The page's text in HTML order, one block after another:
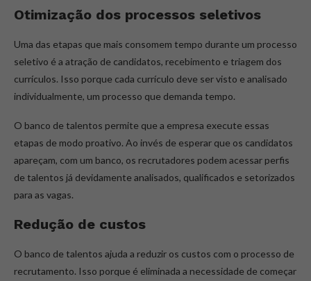
Otimização dos processos seletivos
Uma das etapas que mais consomem tempo durante um processo
seletivo é a atração de candidatos, recebimento e triagem dos
currículos. Isso porque cada currículo deve ser visto e analisado
individualmente, um processo que demanda tempo.
O banco de talentos permite que a empresa execute essas
etapas de modo proativo. Ao invés de esperar que os candidatos
apareçam, com um banco, os recrutadores podem acessar perfis
de talentos já devidamente analisados, qualificados e setorizados
para as vagas.
Redução de custos
O banco de talentos ajuda a reduzir os custos com o processo de
recrutamento. Isso porque é eliminada a necessidade de começar